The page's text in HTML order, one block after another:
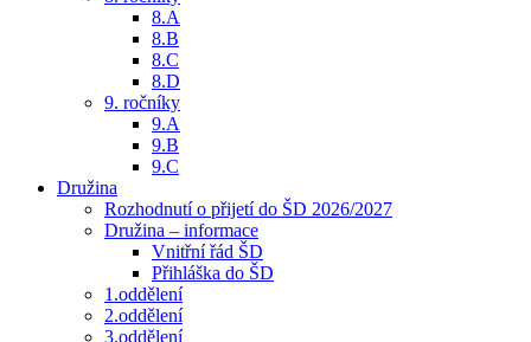
8.A
8.B
8.C
8.D
9. ročníky
9.A
9.B
9.C
Družina
Rozhodnutí o přijetí do ŠD 2026/2027
Družina – informace
Vnitřní řád ŠD
Přihláška do ŠD
1.oddělení
2.oddělení
3.oddělení